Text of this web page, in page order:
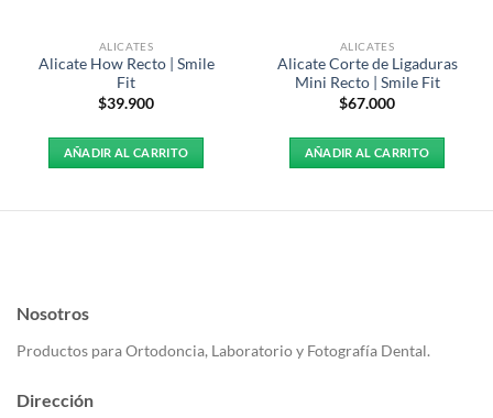
ALICATES
Alicate How Recto | Smile
Fit
$39.900
AÑADIR AL CARRITO
ALICATES
Alicate Corte de Ligaduras
Mini Recto | Smile Fit
$67.000
AÑADIR AL CARRITO
Nosotros
Productos para Ortodoncia, Laboratorio y Fotografía Dental.
Dirección